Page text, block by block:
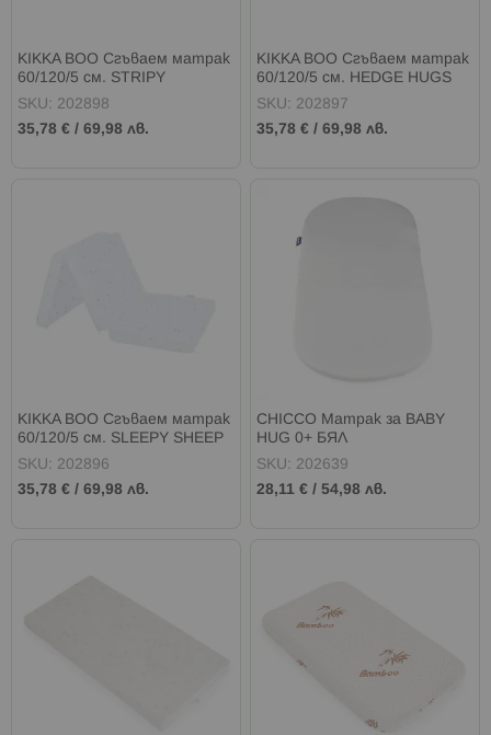
KIKKA BOO Сгъваем матрак
60/120/5 см. STRIPY
FRIENDS PATTERN
SKU: 202898
35,78 € / 69,98 лв.
KIKKA BOO Сгъваем матрак
60/120/5 см. HEDGE HUGS
PATTERN
SKU: 202897
35,78 € /69,98 лв.
KIKKA BOO Сгъваем матрак
60/120/5 см. SLEEPY SHEEP
PATTERN
SKU: 202896
35,78 € / 69,98 лв.
CHICCO Матрак за BABY
HUG 0+ БЯЛ
SKU: 202639
28,11 € / 54,98 лв.